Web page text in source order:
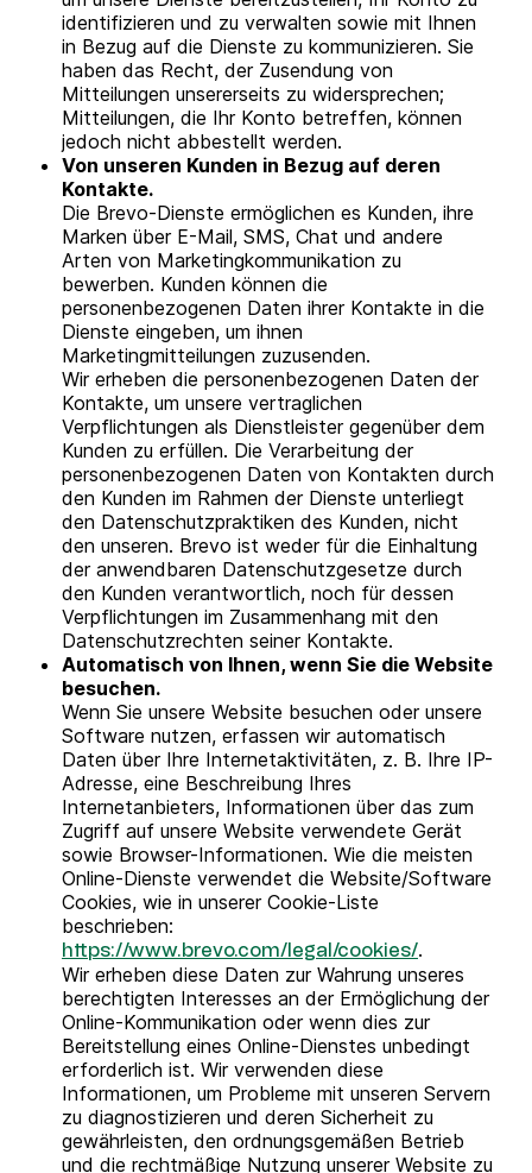
identifizieren und zu verwalten sowie mit Ihnen
in Bezug auf die Dienste zu kommunizieren. Sie
haben das Recht, der Zusendung von
Mitteilungen unsererseits zu widersprechen;
Mitteilungen, die Ihr Konto betreffen, können
jedoch nicht abbestellt werden.
Von unseren Kunden in Bezug auf deren
Kontakte.
Die Brevo-Dienste ermöglichen es Kunden, ihre
Marken über E-Mail, SMS, Chat und andere
Arten von Marketingkommunikation zu
bewerben. Kunden können die
personenbezogenen Daten ihrer Kontakte in die
Dienste eingeben, um ihnen
Marketingmitteilungen zuzusenden.
Wir erheben die personenbezogenen Daten der
Kontakte, um unsere vertraglichen
Verpflichtungen als Dienstleister gegenüber dem
Kunden zu erfüllen. Die Verarbeitung der
personenbezogenen Daten von Kontakten durch
den Kunden im Rahmen der Dienste unterliegt
den Datenschutzpraktiken des Kunden, nicht
den unseren. Brevo ist weder für die Einhaltung
der anwendbaren Datenschutzgesetze durch
den Kunden verantwortlich, noch für dessen
Verpflichtungen im Zusammenhang mit den
Datenschutzrechten seiner Kontakte.
Automatisch von Ihnen, wenn Sie die Website
besuchen.
Wenn Sie unsere Website besuchen oder unsere
Software nutzen, erfassen wir automatisch
Daten über Ihre Internetaktivitäten, z. B. Ihre IP-
Adresse, eine Beschreibung Ihres
Internetanbieters, Informationen über das zum
Zugriff auf unsere Website verwendete Gerät
sowie Browser-Informationen. Wie die meisten
Online-Dienste verwendet die Website/Software
Cookies, wie in unserer Cookie-Liste
beschrieben:
https://www.brevo.com/legal/cookies/.
Wir erheben diese Daten zur Wahrung unseres
berechtigten Interesses an der Ermöglichung der
Online-Kommunikation oder wenn dies zur
Bereitstellung eines Online-Dienstes unbedingt
erforderlich ist. Wir verwenden diese
Informationen, um Probleme mit unseren Servern
zu diagnostizieren und deren Sicherheit zu
gewährleisten, den ordnungsgemäßen Betrieb
und die rechtmäßige Nutzung unserer Website zu